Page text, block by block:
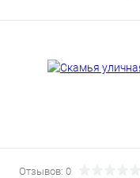
Отзывов: 0